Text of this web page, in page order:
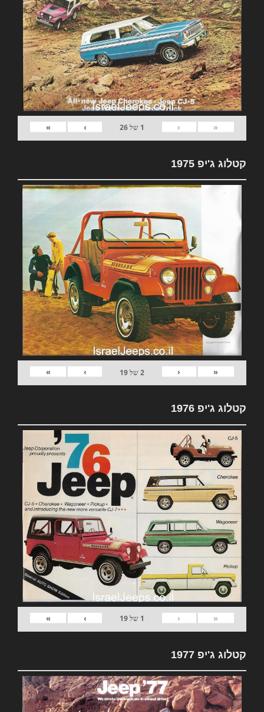
«
‹
1 של26
›
»
קטלוג ג'יפ 1975
«
‹
2של19
›
»
קטלוג ג'יפ 1976
«
‹
1 של19
›
»
קטלוג ג'יפ 1977